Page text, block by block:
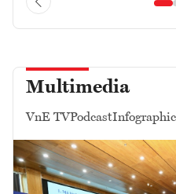
Multimedia
VnE TVPodcast